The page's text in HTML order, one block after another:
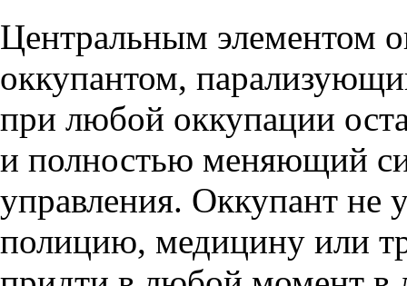
Центральным элементом
оккупантом,
при любой оккупации
и полностью меняющий
управления. Оккупант не
полицию, медицину или